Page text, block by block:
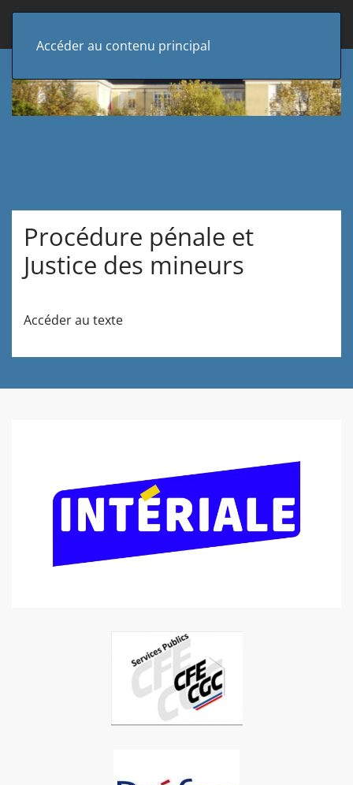
Accéder au contenu principal
Procédure pénale et
Justice des mineurs
Accéderau texte